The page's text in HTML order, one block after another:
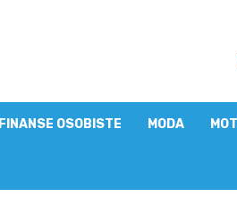
FINANSE OSOBISTE MODA